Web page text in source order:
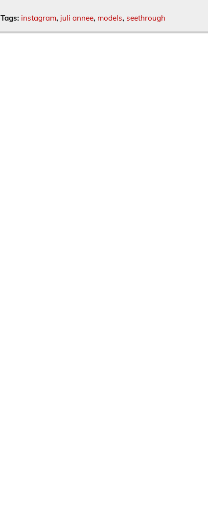
Tags: instagram, juli annee, models, seethrough